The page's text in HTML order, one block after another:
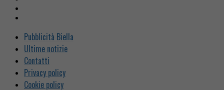
Pubblicità Biella
Ultime notizie
Contatti
Privacy policy
Cookie policy